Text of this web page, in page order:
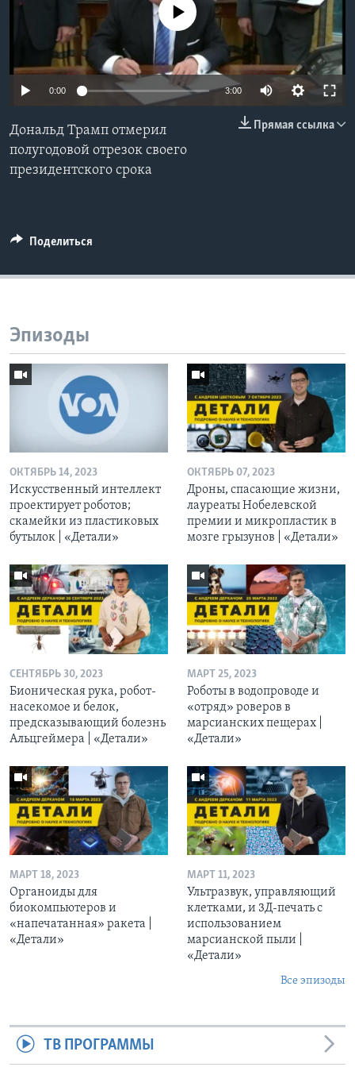
Learning English
СОЦИАЛЬНЫЕ СЕТИ
Языки
No media source currently available
0:00 3:00
Прямая ссылка
Дональд Трамп отмерил
полугодовой отрезок своего
президентского срока
Поделиться
Эпизоды
ОКТЯБРЬ 14, 2023
Искусственный интеллект
проектирует роботов;
скамейки из пластиковых
бутылок | «Детали»
ОКТЯБРЬ 07, 2023
Дроны, спасающие жизни,
лауреаты Нобелевской
премии и микропластик в
мозге грызунов | «Детали»
СЕНТЯБРЬ 30, 2023
Бионическая рука, робот-
насекомое и белок,
предсказывающий болезнь
Альцгеймера | «Детали»
МАРТ 25, 2023
Роботы в водопроводе и
«отряд» роверов в
марсианских пещерах |
«Детали»
МАРТ 18, 2023
Органоиды для
биокомпьютеров и
«напечатанная» ракета |
«Детали»
МАРТ 11, 2023
Ультразвук, управляющий
клетками, и 3Д-печать c
использованием
марсианской пыли |
«Детали»
Все эпизоды
ТВ ПРОГРАММЫ